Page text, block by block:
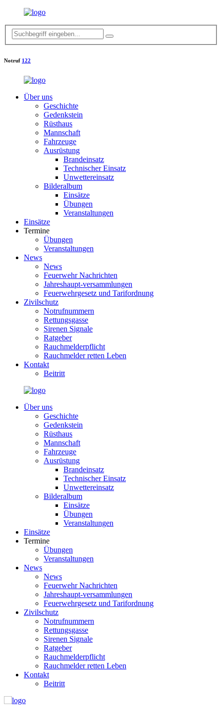
Notruf 122
Über uns
Geschichte
Gedenkstein
Rüsthaus
Mannschaft
Fahrzeuge
Ausrüstung
Brandeinsatz
Technischer Einsatz
Unwettereinsatz
Bilderalbum
Einsätze
Übungen
Veranstaltungen
Einsätze
Termine
Übungen
Veranstaltungen
News
News
Feuerwehr Nachrichten
Jahreshaupt-versammlungen
Feuerwehrgesetz und Tarifordnung
Zivilschutz
Notrufnummern
Rettungsgasse
Sirenen Signale
Ratgeber
Rauchmelderpflicht
Rauchmelder retten Leben
Kontakt
Beitritt
Über uns
Geschichte
Gedenkstein
Rüsthaus
Mannschaft
Fahrzeuge
Ausrüstung
Brandeinsatz
Technischer Einsatz
Unwettereinsatz
Bilderalbum
Einsätze
Übungen
Veranstaltungen
Einsätze
Termine
Übungen
Veranstaltungen
News
News
Feuerwehr Nachrichten
Jahreshaupt-versammlungen
Feuerwehrgesetz und Tarifordnung
Zivilschutz
Notrufnummern
Rettungsgasse
Sirenen Signale
Ratgeber
Rauchmelderpflicht
Rauchmelder retten Leben
Kontakt
Beitritt